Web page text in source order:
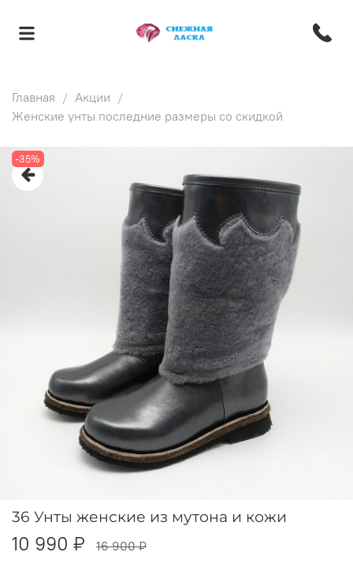
Главная
Акции
Женские унты последние размеры со скидкой
-35%
36 Унты женские из мутона и кожи
10 990 ₽ 16 900 ₽